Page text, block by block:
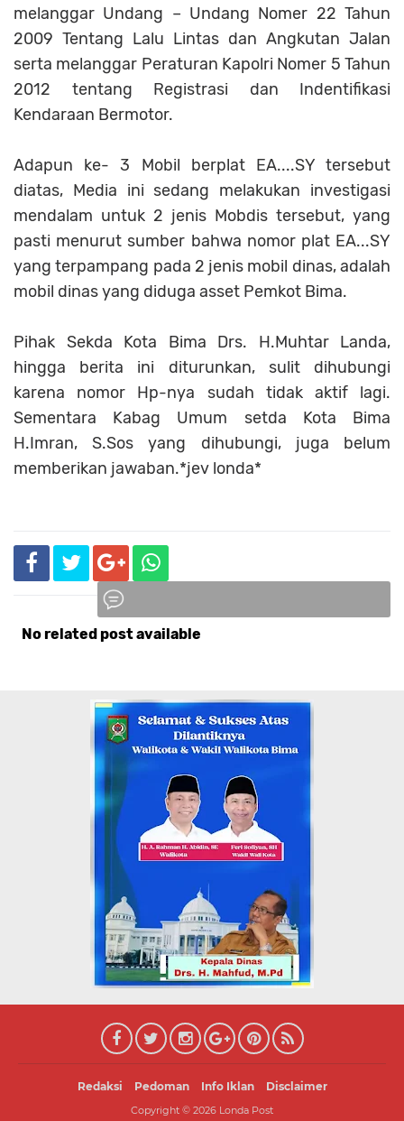
melanggar Undang – Undang Nomer 22 Tahun
2009 Tentang Lalu Lintas dan Angkutan Jalan
serta melanggar Peraturan Kapolri Nomer 5 Tahun
2012 tentang Registrasi dan Indentifikasi
Kendaraan Bermotor.
Adapun ke- 3 Mobil berplat EA....SY tersebut
diatas, Media ini sedang melakukan investigasi
mendalam untuk 2 jenis Mobdis tersebut, yang
pasti menurut sumber bahwa nomor plat EA...SY
yang terpampang pada 2 jenis mobil dinas, adalah
mobil dinas yang diduga asset Pemkot Bima.
Pihak Sekda Kota Bima Drs. H.Muhtar Landa,
hingga berita ini diturunkan, sulit dihubungi
karena nomor Hp-nya sudah tidak aktif lagi.
Sementara Kabag Umum setda Kota Bima
H.Imran, S.Sos yang dihubungi, juga belum
memberikan jawaban.*jev londa*
No related post available
Redaksi Pedoman Info Iklan Disclaimer
Copyright © 2026 Londa Post